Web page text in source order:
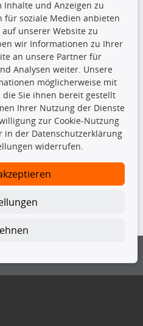
die gesamte Datenbank dürfen
gesamte Datenbank ohne
dar und wird verfolgt.
Onlineshop identifizierte Ersatzteil
entspricht.
notwendig, um
Inhalte und Anzeigen zu
für soziale Medien anbieten
unserer Website zu
wir Informationen zu Ihrer
an unsere Partner für
Analysen weiter. Unsere
möglicherweise mit
Sie ihnen bereit gestellt
Ihrer Nutzung der Dienste
zur Cookie-Nutzung
in der Datenschutzerklärung
widerrufen.